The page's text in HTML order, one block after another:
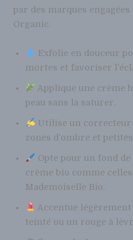
par des marques
Organic.
Exfolie en douceur
mortes et favoriser
Applique une crème
peau sans la saturer.
Utilise un correcteur
zones d’ombre et
Opte pour un fond
crème bio comme
Mademoiselle Bio.
Accentue
teinté ou un rouge à